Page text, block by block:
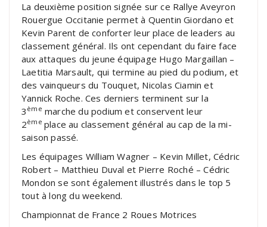
La deuxième position signée sur ce Rallye Aveyron
Rouergue Occitanie permet à Quentin Giordano et
Kevin Parent de conforter leur place de leaders au
classement général. Ils ont cependant du faire face
aux attaques du jeune équipage Hugo Margaillan –
Laetitia Marsault, qui termine au pied du podium, et
des vainqueurs du Touquet, Nicolas Ciamin et
Yannick Roche. Ces derniers terminent sur la
3 ème marche du podium et conservent leur
2èmeplace au classement général au cap de la mi-
saison passé.
Les équipages William Wagner – Kevin Millet, Cédric
Robert – Matthieu Duval et Pierre Roché – Cédric
Mondon se sont également illustrés dans le top 5
tout à long du weekend.
Championnat de France 2 Roues Motrices